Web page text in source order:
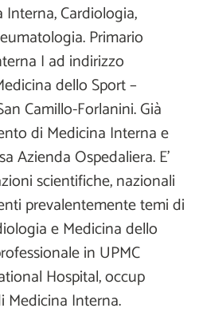
Cardiologia,
Primario
I ad indirizzo
dello Sport –
Camillo-Forlanini. Già
di Medicina Interna e
Azienda Ospedaliera. E’
scientifiche, nazionali
prevalentemente temi di
e Medicina dello
in UPMC
Hospital, occup
Medicina Interna.